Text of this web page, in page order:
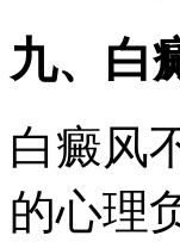
九、白
白癜风
的心理